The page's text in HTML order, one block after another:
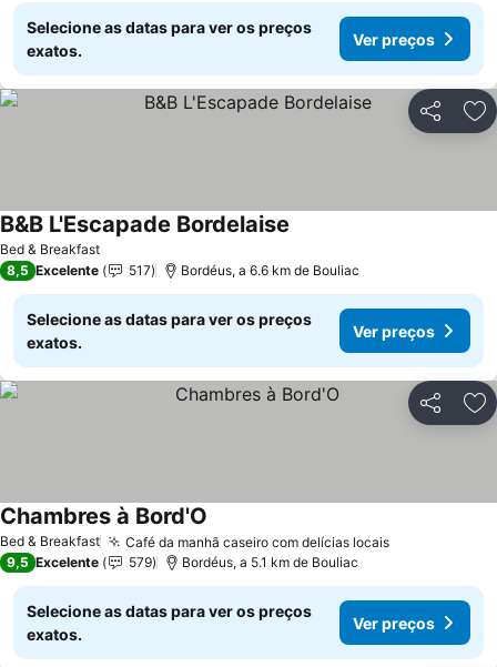
Selecione as datas para ver os preços
exatos.
Ver preços
Partilhar
Bed & Breakfast
B&B L'Escapade Bordelaise
8,5 Excelente 517 Bordéus, a 6.6 km de Bouliac
Selecione as datas para ver os preços
exatos.
Ver preços
Partilhar
Bed & Breakfast Café da manhã caseiro com delícias locais
Chambres à Bord'O
9,5 Excelente 579 Bordéus, a 5.1 km de Bouliac
Selecione as datas para ver os preços
exatos.
Ver preços